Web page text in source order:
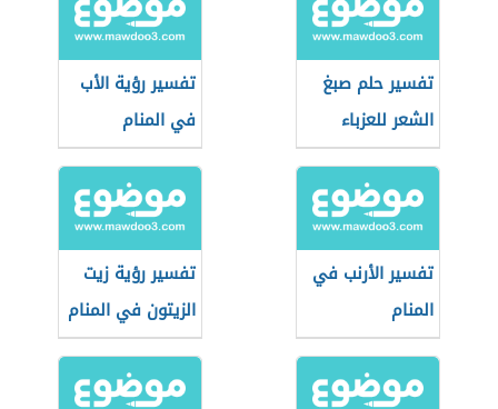
تفسير حلم صبغ
الشعر للعزباء
تفسير رؤية الأب
في المنام
تفسير الأرنب في
المنام
تفسير رؤية زيت
الزيتون في المنام